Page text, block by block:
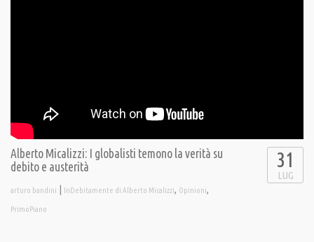
Alberto Micalizzi: I globalisti temono la verità su
debito e austerità
arturo bandini | InDebitamente di Alberto Micalizzi, Opinioni,
PrimoPiano
31
LUG